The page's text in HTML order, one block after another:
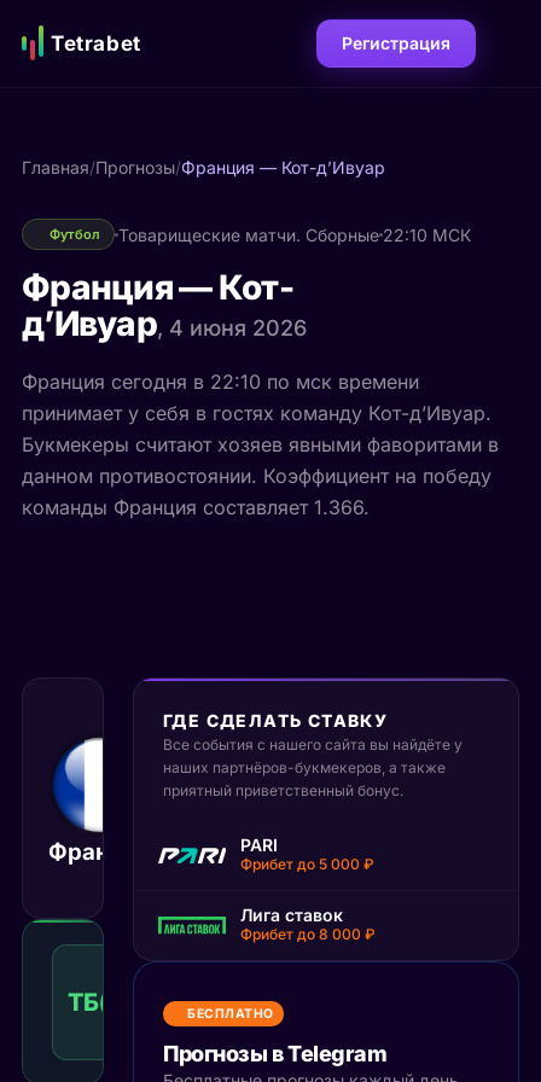
Tetrabet Регистрация
Главная/Прогнозы/Франция — Кот-д’Ивуар
Футбол Товарищеские матчи. Сборные22:10 МСК
Франция — Кот-
д’Ивуар, 4 июня 2026
Франция сегодня в 22:10 по мск времени
принимает у себя в гостях команду Кот-д’Ивуар.
Букмекеры считают хозяев явными фаворитами в
данном противостоянии. Коэффициент на победу
команды Франция составляет 1.366.
Франция
4 июня 2026
22:10
МСК
Матч завершён
ТБ(2.5)
Тотал
2.5
Рекомендуемая
ставка
КФ1.64
ГДЕ СДЕЛАТЬ СТАВКУ
Все события с нашего сайта вы найдёте у
наших партнёров-букмекеров, а также
приятный приветственный бонус.
PARI
Фрибет до 5 000 ₽
Лига ставок
Фрибет до 8 000 ₽
БЕСПЛАТНО
Прогнозы в Telegram